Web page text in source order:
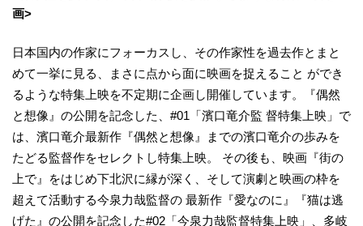
画>
日本国内の作家にフォーカスし、その作家性を過去作とまと
めて一挙に見る、まさに点から面に映画を捉えること ができ
るような特集上映を不定期に企画し開催しています。『偶然
と想像』の公開を記念した、#01「濱口竜介監 督特集上映」で
は、濱口竜介最新作『偶然と想像』までの濱口竜介の歩みを
たどる監督作をセレクトし特集上映。 その後も、映画『街の
上で』をはじめ下北沢に縁が深く、そして演劇と映画の枠を
超えて活動する今泉力哉監督の 最新作『愛なのに』『猫は逃
げた』の公開を記念した#02「今泉力哉監督特集上映」、多岐